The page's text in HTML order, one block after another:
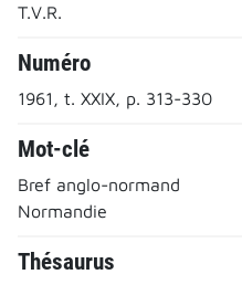
T.V.R.
Numéro
1961, t. XXIX, p. 313-330
Mot-clé
Bref anglo-normand
Normandie
Thésaurus